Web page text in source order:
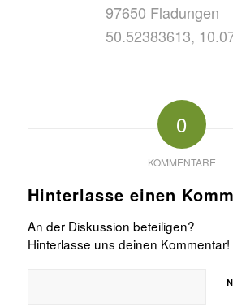
97650 Fladungen
50.52383613,
0
KOMMENTARE
Hinterlasse einen
An der Diskussion beteiligen?
Hinterlasse uns deinen Kommentar!